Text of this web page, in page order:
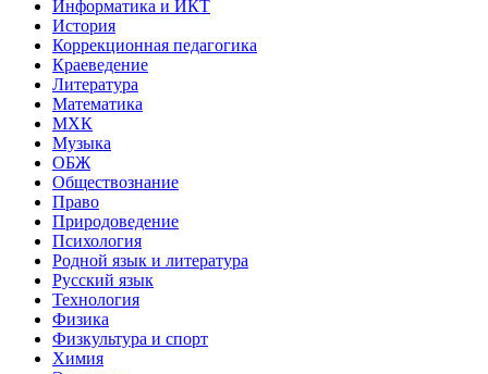
Информатика и ИКТ
История
Коррекционная педагогика
Краеведение
Литература
Математика
МХК
Музыка
ОБЖ
Обществознание
Право
Природоведение
Психология
Родной язык и литература
Русский язык
Технология
Физика
Физкультура и спорт
Химия